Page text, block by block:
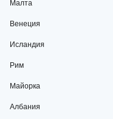
Малта
Венеция
Исландия
Рим
Майорка
Албания